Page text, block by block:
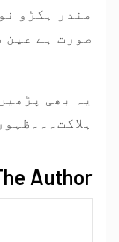
مندر ہکڑو
صورت ہے عین
یہ بھی
Author